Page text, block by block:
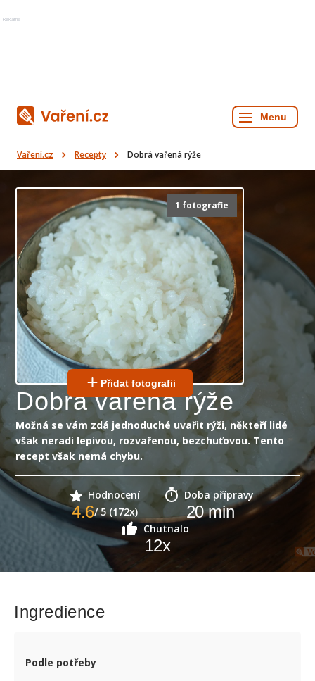
Reklama
Vaření.cz Recepty Dobrá vařená rýže
1 fotografie
Přidat fotografii
Dobrá vařená rýže
Možná se vám zdá jednoduché uvařit rýži, někteří lidé
však neradi lepivou, rozvařenou, bezchuťovou. Tento
recept však nemá chybu.
Hodnocení
4.6/ 5 (172x)
Doba přípravy
20min
Chutnalo
12x
Ingredience
Podle potřeby